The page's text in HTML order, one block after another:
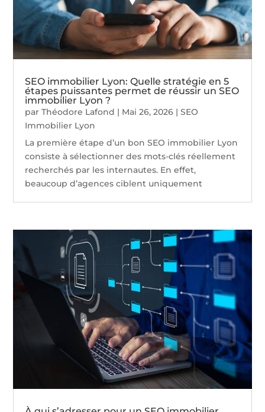
SEO immobilier Lyon: Quelle stratégie en 5
étapes puissantes permet de réussir un SEO
immobilier Lyon ?
parThéodore Lafond | Mai 26, 2026 |SEO
Immobilier Lyon
La première étape d’un bon SEO immobilier Lyon
consiste à sélectionner des mots-clés réellement
recherchés par les internautes. En effet,
beaucoup d’agences ciblent uniquement